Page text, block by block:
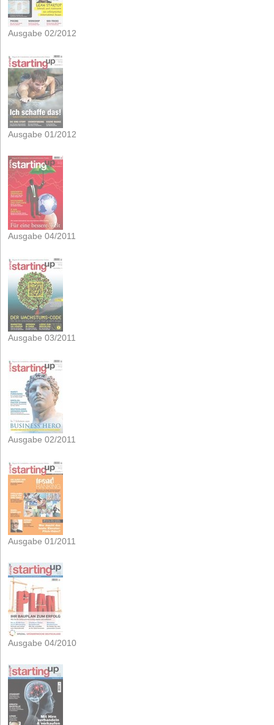
Ausgabe 02/2012
Ausgabe 01/2012
Ausgabe 04/2011
Ausgabe 03/2011
Ausgabe 02/2011
Ausgabe 01/2011
Ausgabe 04/2010